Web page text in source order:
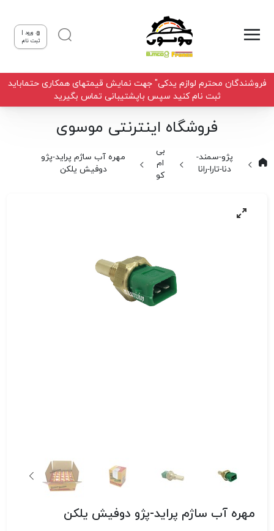
ورود |
ثبت نام
فروشندگان محترم لوازم یدکی" جهت نمایش قیمتهای همکاری حتماباید
ثبت نام کنید سپس باپشتیبانی تماس بگیرید
فروشگاه اینترنتی موسوی
پژو-سمند-
دنا-تارا-رانا
بی
ام
کو
مهره آب ساژم پراید-پژو
دوفیش یلکن
مهره آب ساژم پراید-پژو دوفیش یلکن